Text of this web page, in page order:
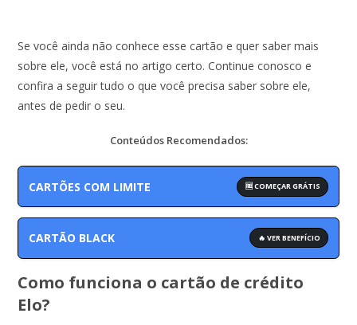
Se você ainda não conhece esse cartão e quer saber mais
sobre ele, você está no artigo certo. Continue conosco e
confira a seguir tudo o que você precisa saber sobre ele,
antes de pedir o seu.
Conteúdos Recomendados:
CARTÕES COM LIMITE 🆓 COMEÇAR GRÁTIS
CARTÃO BLACK 🔥 VER BENEFÍCIO
Como funciona o cartão de crédito
Elo?